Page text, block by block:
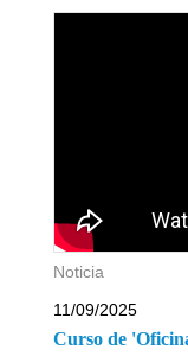
Noticia
11/09/2025
Curso de